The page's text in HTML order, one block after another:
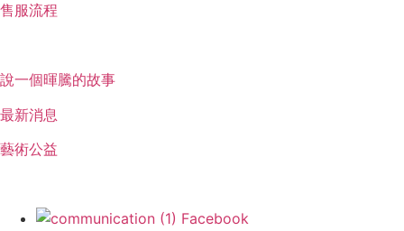
售服流程
說一個暉騰的故事
最新消息
藝術公益
Facebook